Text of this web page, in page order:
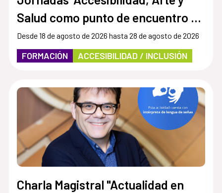
Salud como punto de encuentro y
cultura inclusiva en museos,
instituciones y centros culturales”
Desde 18 de agosto de 2026 hasta 28 de agosto de 2026
FORMACIÓN ACCESIBILIDAD / INCLUSIÓN
Charla Magistral "Actualidad en